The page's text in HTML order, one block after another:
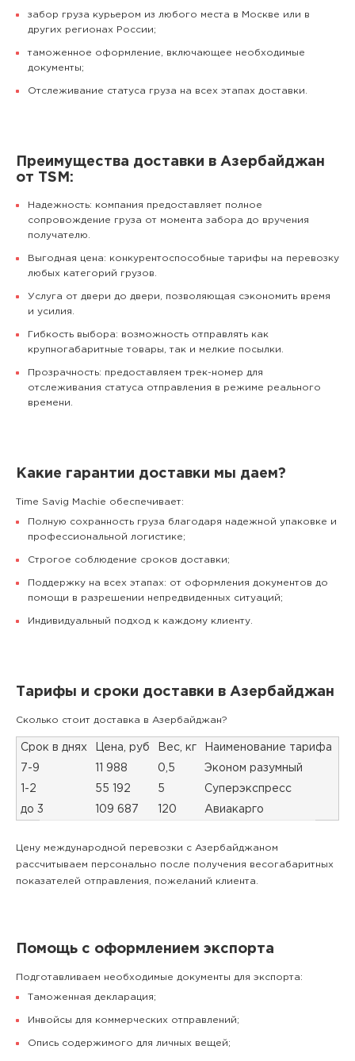
забор груза курьером из любого места в Москве или в
других регионах России;
таможенное оформление, включающее необходимые
документы;
Отслеживание статуса груза на всех этапах доставки.
Преимущества доставки в Азербайджан
от TSM:
Надежность: компания предоставляет полное
сопровождение груза от момента забора до вручения
получателю.
Выгодная цена: конкурентоспособные тарифы на перевозку
любых категорий грузов.
Услуга от двери до двери, позволяющая сэкономить время
и усилия.
Гибкость выбора: возможность отправлять как
крупногабаритные товары, так и мелкие посылки.
Прозрачность: предоставляем трек-номер для
отслеживания статуса отправления в режиме реального
времени.
Какие гарантии доставки мы даем?
Time Savig Machie обеспечивает:
Полную сохранность груза благодаря надежной упаковке и
профессиональной логистике;
Строгое соблюдение сроков доставки;
Поддержку на всех этапах: от оформления документов до
помощи в разрешении непредвиденных ситуаций;
Индивидуальный подход к каждому клиенту.
Тарифы и сроки доставки в Азербайджан
Сколько стоит доставка в Азербайджан?
Срок в днях Цена, руб Вес, кг Наименование тарифа
7-9 11 988 0,5 Эконом разумный
1-2 55 192 5 Суперэкспресс
до 3 109 687 120 Авиакарго
Цену международной перевозки с Азербайджаном
рассчитываем персонально после получения весогабаритных
показателей отправления, пожеланий клиента.
Помощь с оформлением экспорта
Подготавливаем необходимые документы для экспорта:
Таможенная декларация;
Инвойсы для коммерческих отправлений;
Опись содержимого для личных вещей;